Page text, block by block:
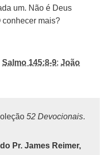
um. Não é Deus
conhecer mais?
Salmo 145:8-9; João
52 Devocionais.
Pr. James Reimer,